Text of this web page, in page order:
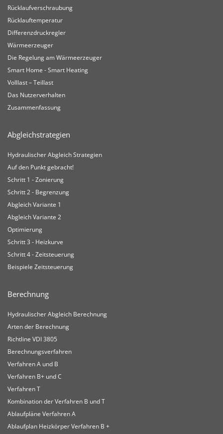
Rücklaufverschraubung
Rücklauftemperatur
Differenzdruckregler
Wärmeerzeuger
Die Regelung am Wärmeerzeuger
Smart Home - Smart Heating
Volllast – Teillast
Das Nutzerverhalten
Zusammenfassung
Abgleichstrategien
Hydraulischer Abgleich Strategien
Auf den Punkt gebracht!
Schritt 1 - Zonierung
Schritt 2 - Begrenzung
Abgleich Variante 1
Abgleich Variante 2
Optimierung
Schritt 3 - Heizkurve
Schritt 4 - Zeitsteuerung
Beispiele Zeitsteuerung
Berechnung
Hydraulischer Abgleich Berechnung
Arten der Berechnung
Richtline VDI 3805
Berechnungsverfahren
Verfahren A und B
Verfahren B+ und C
Verfahren T
Kombination der Verfahren B und T
Ablaufpläne Verfahren A
Ablaufplan Heizkörper Verfahren B +